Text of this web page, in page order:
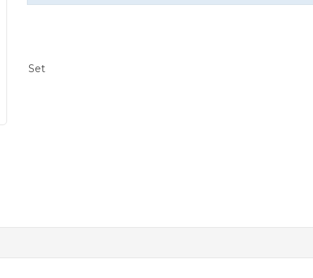
Set